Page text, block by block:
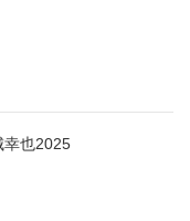
也2025